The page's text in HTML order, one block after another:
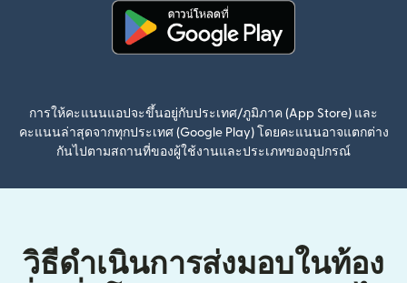
การให้คะแนนแอปจะขึ้นอยู่กับประเทศ/ภูมิภาค (App Store) และ
คะแนนล่าสุดจากทุกประเทศ (Google Play) โดยคะแนนอาจแตกต่าง
กันไปตามสถานที่ของผู้ใช้งานและประเภทของอุปกรณ์
วิธีดำเนินการส่งมอบในท้อง